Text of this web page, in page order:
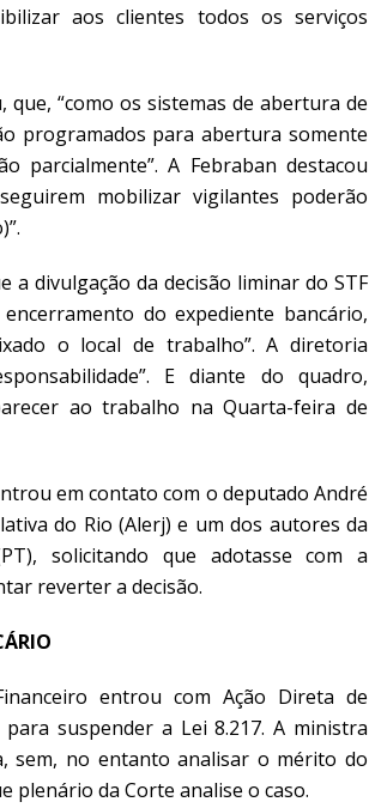
aos clientes todos os serviços
“como os sistemas de abertura de
programados para abertura somente
parcialmente”. A Febraban destacou
mobilizar vigilantes poderão
a divulgação da decisão liminar do STF
do expediente bancário,
o local de trabalho”. A diretoria
E diante do quadro,
ao trabalho na Quarta-feira de
em contato com o deputado André
do Rio (Alerj) e um dos autores da
solicitando que adotasse com a
reverter a decisão.
entrou com Ação Direta de
suspender a Lei 8.217. A ministra
sem, no entanto analisar o mérito do
plenário da Corte analise o caso.